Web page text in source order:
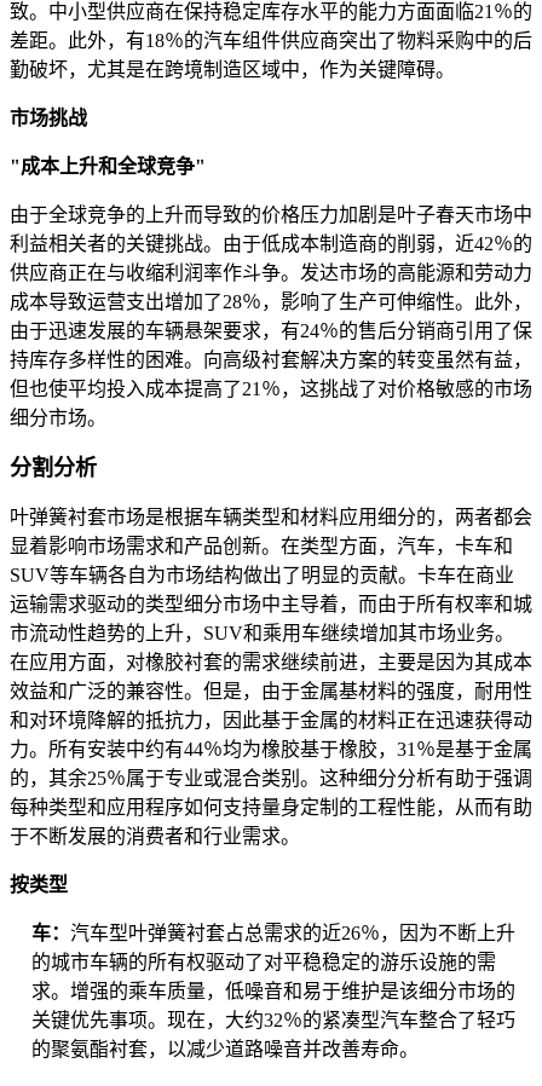
致。中小型供应商在保持稳定库存水平的能力方面面临21％的
差距。此外，有18％的汽车组件供应商突出了物料采购中的后
勤破坏，尤其是在跨境制造区域中，作为关键障碍。
市场挑战
"成本上升和全球竞争"
由于全球竞争的上升而导致的价格压力加剧是叶子春天市场中
利益相关者的关键挑战。由于低成本制造商的削弱，近42％的
供应商正在与收缩利润率作斗争。发达市场的高能源和劳动力
成本导致运营支出增加了28％，影响了生产可伸缩性。此外，
由于迅速发展的车辆悬架要求，有24％的售后分销商引用了保
持库存多样性的困难。向高级衬套解决方案的转变虽然有益，
但也使平均投入成本提高了21％，这挑战了对价格敏感的市场
细分市场。
分割分析
叶弹簧衬套市场是根据车辆类型和材料应用细分的，两者都会
显着影响市场需求和产品创新。在类型方面，汽车，卡车和
SUV等车辆各自为市场结构做出了明显的贡献。卡车在商业
运输需求驱动的类型细分市场中主导着，而由于所有权率和城
市流动性趋势的上升，SUV和乘用车继续增加其市场业务。
在应用方面，对橡胶衬套的需求继续前进，主要是因为其成本
效益和广泛的兼容性。但是，由于金属基材料的强度，耐用性
和对环境降解的抵抗力，因此基于金属的材料正在迅速获得动
力。所有安装中约有44％均为橡胶基于橡胶，31％是基于金属
的，其余25％属于专业或混合类别。这种细分分析有助于强调
每种类型和应用程序如何支持量身定制的工程性能，从而有助
于不断发展的消费者和行业需求。
按类型
车： 汽车型叶弹簧衬套占总需求的近26％，因为不断上升
的城市车辆的所有权驱动了对平稳稳定的游乐设施的需
求。增强的乘车质量，低噪音和易于维护是该细分市场的
关键优先事项。现在，大约32％的紧凑型汽车整合了轻巧
的聚氨酯衬套，以减少道路噪音并改善寿命。